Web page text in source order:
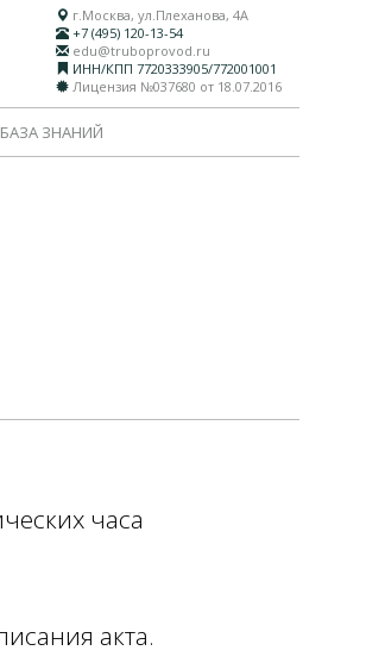
г.Москва, ул.Плеханова, 4А
+7 (495) 120-13-54
edu@truboprovod.ru
ИНН/КПП 7720333905/772001001
Лицензия №037680 от 18.07.2016
БАЗА ЗНАНИЙ
часа
акта.